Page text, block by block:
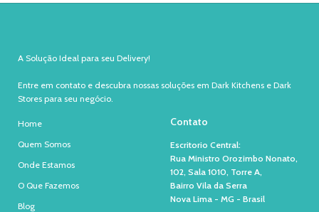
A Solução Ideal para seu Delivery!
Entre em contato e descubra nossas soluções em Dark Kitchens e Dark
Stores para seu negócio.
Home
Quem Somos
Onde Estamos
O Que Fazemos
Blog
Contato
Escritorio Central:
Rua Ministro Orozimbo Nonato,
102, Sala 1010, Torre A,
Bairro Vila da Serra
Nova Lima - MG - Brasil